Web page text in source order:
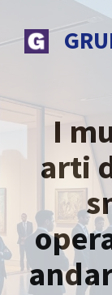
contenuto
I
arti